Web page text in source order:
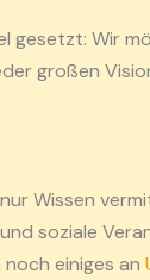
gesetzt: Wir
großen
Wissen
soziale
einiges an